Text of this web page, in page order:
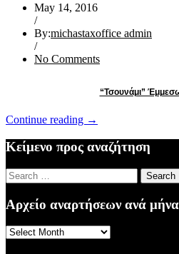
May 14, 2016
/
By:michastaxoffice admin
/
No Comments
“Τσουνάμι”
Continue reading “ΕΝΗΜΕΡΩΣΗ
→
Κείμενο προς αναζήτηση
Search
for:
Αρχείο αναρτήσεων ανά μήνα
Αρχείο